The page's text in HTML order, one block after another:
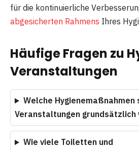
für die kontinuierliche
abgesicherten Rahmens Ihres
Häufige Fragen zu
Veranstaltungen
Welche Hygienemaßnahmen
Veranstaltungen grundsätzlich
Wie viele Toiletten und